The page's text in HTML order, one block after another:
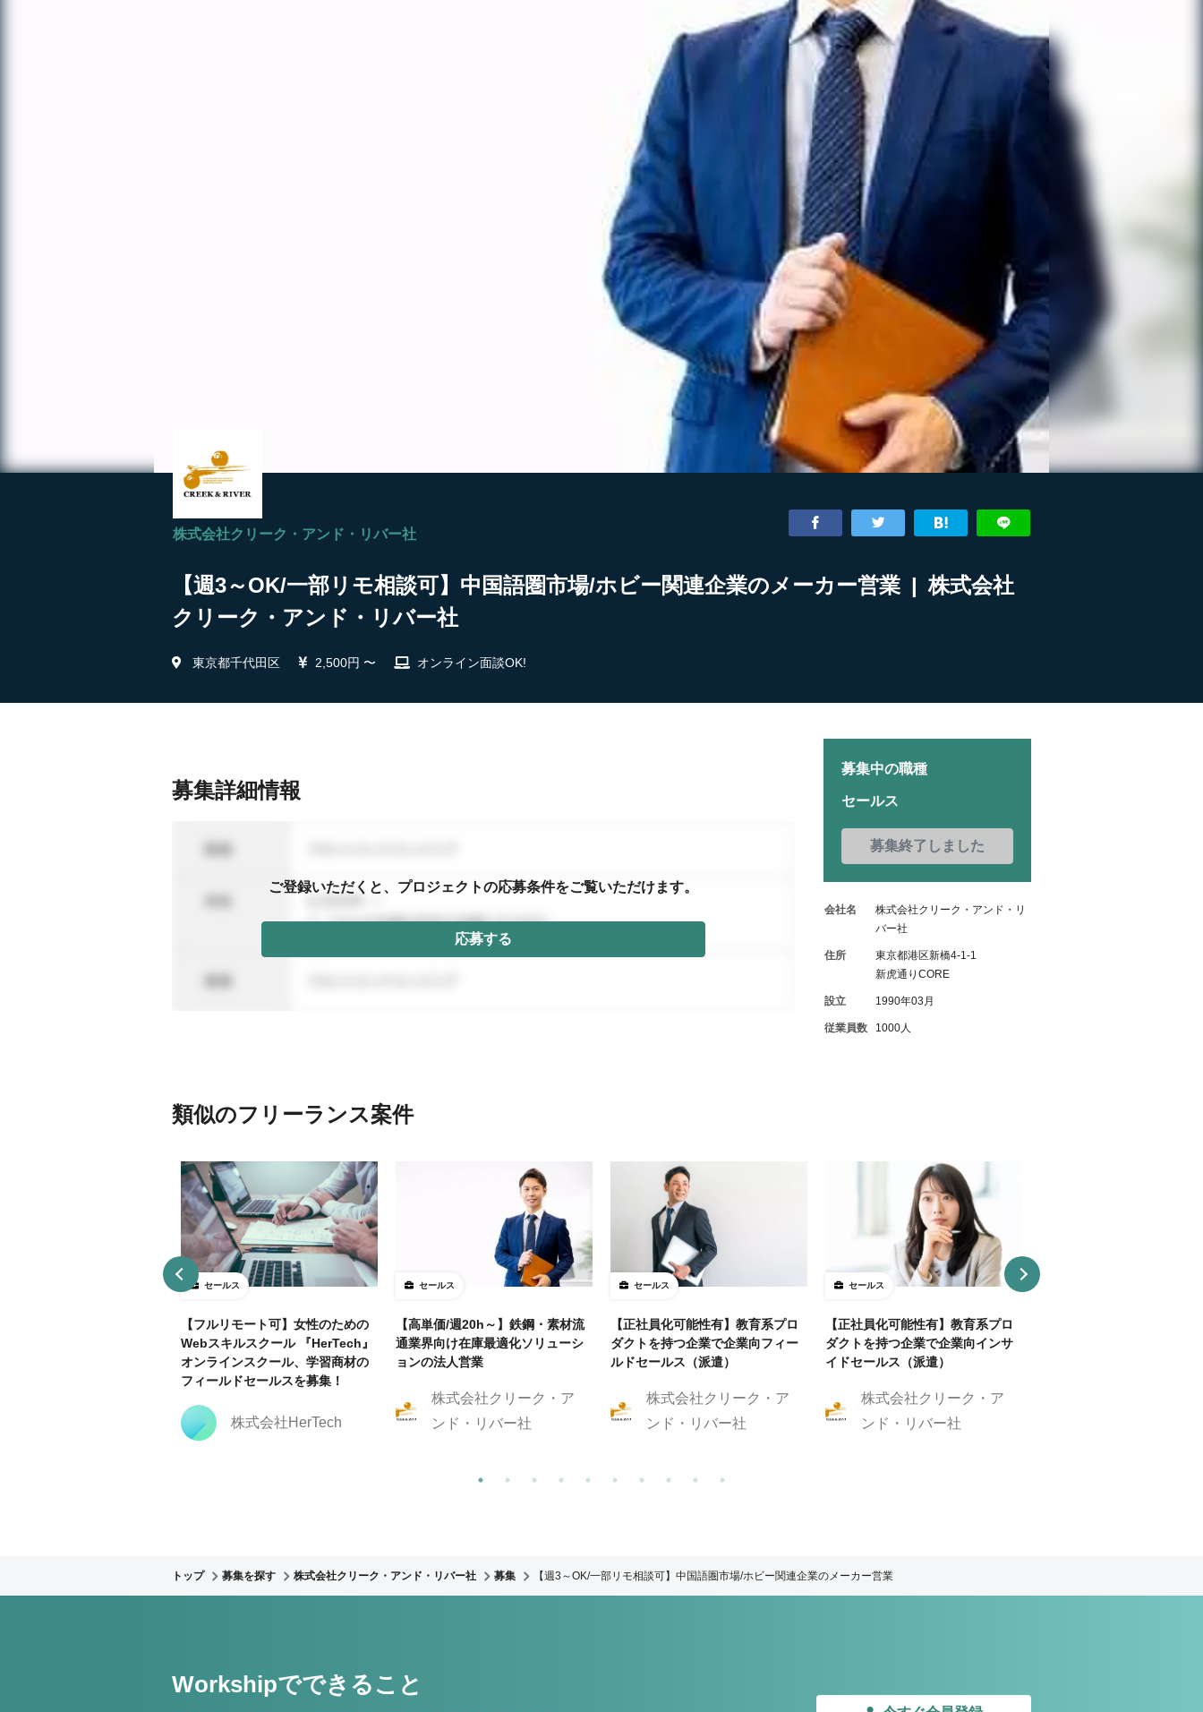
株式会社クリーク・アンド・リバー社
【週3～OK/一部リモ相談可】中国語圏市場/ホビー関連企業のメーカー営業 | 株式会社
クリーク・アンド・リバー社
東京都千代田区 2,500円 〜 オンライン面談OK!
募集詳細情報
ご登録いただくと、プロジェクトの応募条件をご覧いただけます。
応募する
募集中の職種
セールス
募集終了しました
会社名
株式会社クリーク・アンド・リ
バー社
住所
東京都港区新橋4-1-1
新虎通りCORE
設立 1990年03月
従業員数 1000人
類似のフリーランス案件
セールス
【フルリモート可】女性のための
Webスキルスクール 『HerTech』
オンラインスクール、学習商材の
フィールドセールスを募集！
株式会社HerTech
セールス
【高単価/週20h～】鉄鋼・素材流
通業界向け在庫最適化ソリューシ
ョンの法人営業
株式会社クリーク・ア
ンド・リバー社
セールス
【正社員化可能性有】教育系プロ
ダクトを持つ企業で企業向フィー
ルドセールス（派遣）
株式会社クリーク・ア
ンド・リバー社
セールス
【正社員化可能性有】教育系プロ
ダクトを持つ企業で企業向インサ
イドセールス（派遣）
株式会社クリーク・ア
ンド・リバー社
トップ 募集を探す 株式会社クリーク・アンド・リバー社 募集 【週3～OK/一部リモ相談可】中国語圏市場/ホビー関連企業のメーカー営業
Workshipでできること